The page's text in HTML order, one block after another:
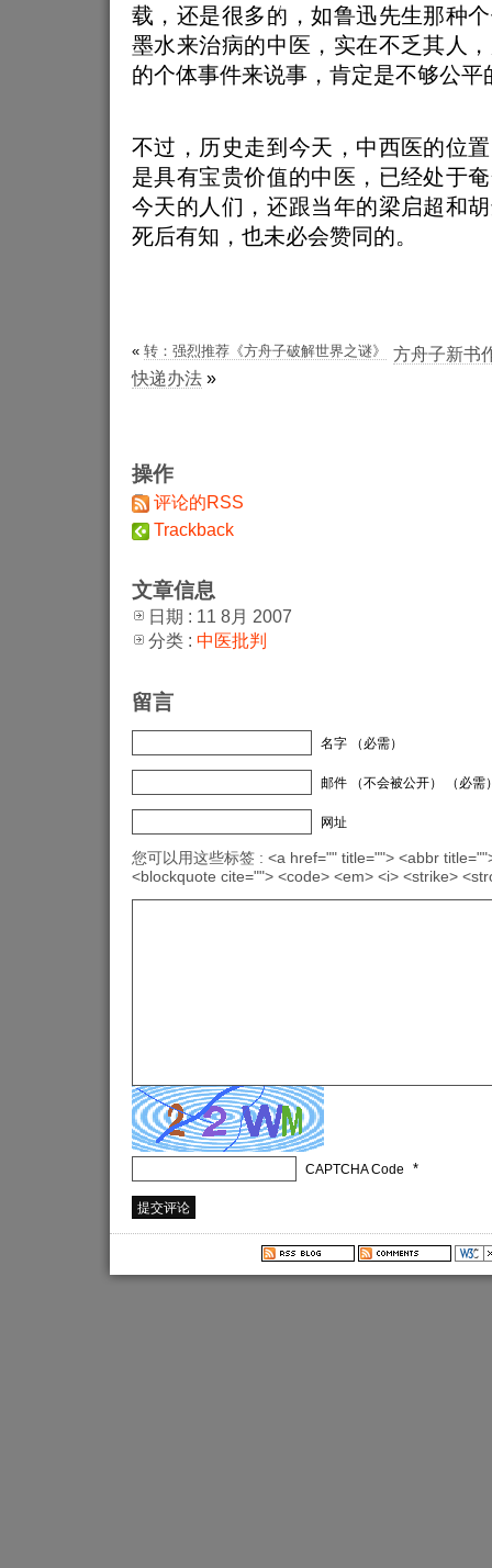
载，还是很多的，如鲁迅先生那种
墨水来治病的中医，实在不乏其人
的个体事件来说事，肯定是不够公平
不过，历史走到今天，中西医的位
是具有宝贵价值的中医，已经处于
今天的人们，还跟当年的梁启超和
死后有知，也未必会赞同的。
« 转：强烈推荐《方舟子破解世界之谜》
方舟子新书
快递办法 »
操作
评论的RSS
Trackback
文章信息
日期 : 11 8月 2007
分类 : 中医批判
留言
名字 （必需）
邮件 （不会被公开） （必需
网址
您可以用这些标签 : <a href="" title=""> <abbr
<blockquote cite=""> <code> <em> <i> <strike>
CAPTCHA Code *